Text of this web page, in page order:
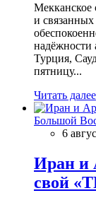
Мекканское
и
надёжности
Турция,
пятницу...
Читать далее
Большой
6
Иран и
свой